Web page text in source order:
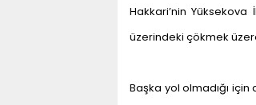
Hakkari’nin Yüksekova
üzerindeki çökmek
Başka yol olmadığı